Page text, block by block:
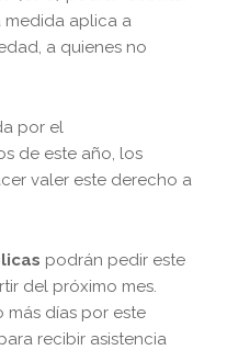
medida aplica a
a quienes no
por el
de este año, los
valer este derecho a
podrán pedir este
del próximo mes.
más días por este
recibir asistencia